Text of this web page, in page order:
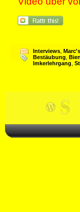
Interviews
Bestäubung
Imkerlehrgang